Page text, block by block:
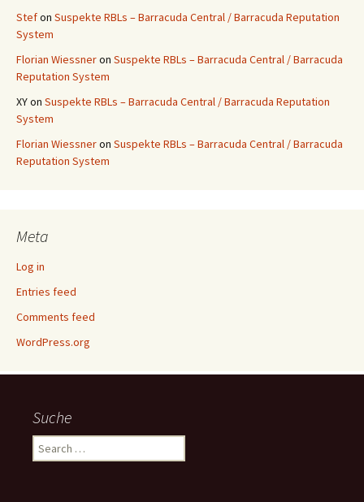
Stefon Suspekte RBLs – Barracuda Central / Barracuda Reputation
System
Florian Wiessneron Suspekte RBLs – Barracuda Central / Barracuda
Reputation System
XYon Suspekte RBLs – Barracuda Central / Barracuda Reputation
System
Florian Wiessneron Suspekte RBLs – Barracuda Central / Barracuda
Reputation System
Meta
Log in
Entries feed
Comments feed
WordPress.org
Suche
Search
for: